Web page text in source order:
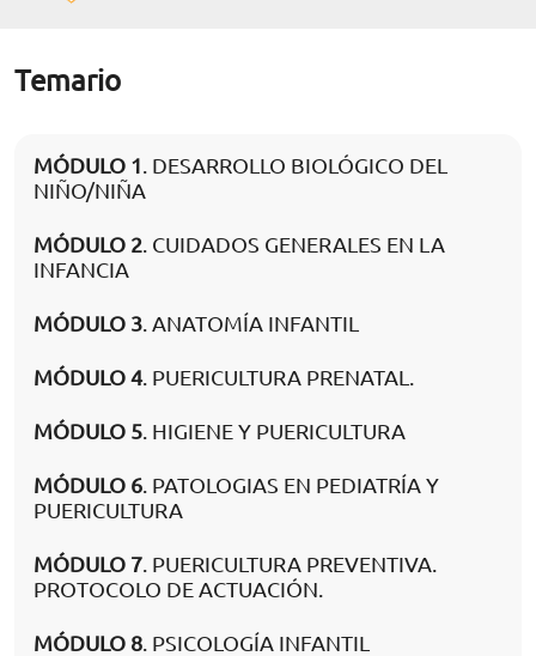
Temario
MÓDULO 1. DESARROLLO BIOLÓGICO DEL
NIÑO/NIÑA
MÓDULO 2. CUIDADOS GENERALES EN LA
INFANCIA
MÓDULO 3. ANATOMÍA INFANTIL
MÓDULO 4. PUERICULTURA PRENATAL.
MÓDULO 5. HIGIENE Y PUERICULTURA
MÓDULO 6. PATOLOGIAS EN PEDIATRÍA Y
PUERICULTURA
MÓDULO 7. PUERICULTURA PREVENTIVA.
PROTOCOLO DE ACTUACIÓN.
MÓDULO 8. PSICOLOGÍA INFANTIL